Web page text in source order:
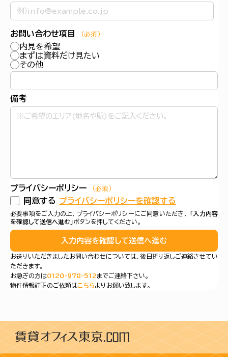
お問い合わせ項目 （必須）
内見を希望
まずは資料だけ見たい
その他
備考
プライバシーポリシー （必須）
同意する プライバシーポリシーを確認する
必要事項をご入力の上、プライバシーポリシーにご同意いただき、
「入力内容
を確認して送信へ進む」ボタンを押してください。
入力内容を確認して送信へ進む
お送りいただきましたお問い合わせについては、後日折り返しご連絡させてい
ただきます。
お急ぎの方は0120-978-512までご連絡下さい。
物件情報訂正のご依頼はこちらよりお願い致します。